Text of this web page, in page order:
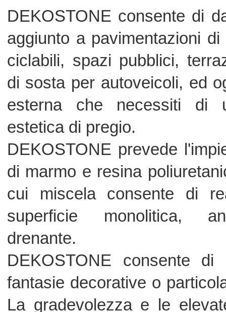
di marmo e resina poliuretanica
cui miscela consente di
superficie monolitica,
drenante.
DEKOSTONE consente di
fantasie decorative o particolari
La gradevolezza e le elevate
del marmo legato
chimicamente alla resina per
superfici uniche.
Il tutto in 10mm di spessore.
DEKOSTONE è un ciclo
realizzare • Aree pubbliche, •
Balconi, terrazze, • Spazi
Parcheggi